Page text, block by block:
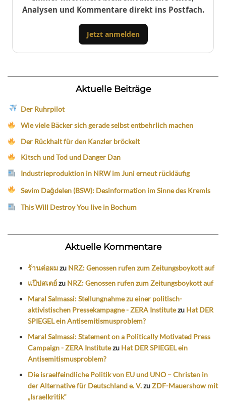
Analysen und Kommentare direkt ins Postfach.
Jetzt anmelden
Aktuelle Beiträge
Der Ruhrpilot
Wie viele Bäcker sich gerade selbst entbehrlich machen
Der Rückhalt für den Kanzler bröckelt
Kitsch und Tod und Danger Dan
Industrieproduktion in NRW im Juni erneut rückläufig
Sevim Dağdelen (BSW): Desinformation im Sinne des Kremls
This Will Destroy You live in Bochum
Aktuelle Kommentare
ร้านต่อผมzu NRZ: Genossen rufen zum Zeitungsboykott auf
แป๊ปสเตย์zu NRZ: Genossen rufen zum Zeitungsboykott auf
Maral Salmassi: Stellungnahme zu einer politisch-
aktivistischen Pressekampagne - ZERA Institutezu Hat DER
SPIEGEL ein Antisemitismusproblem?
Maral Salmassi: Statement on a Politically Motivated Press
Campaign - ZERA Institutezu Hat DER SPIEGEL ein
Antisemitismusproblem?
Die israelfeindliche Politik von EU und UNO – Christen in
der Alternative für Deutschland e. V.zuZDF-Mauershow mit
„Israelkritik“